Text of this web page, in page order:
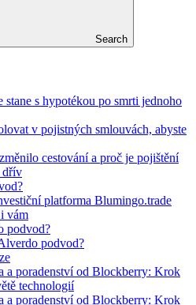
Search
stane s hypotékou po smrti jednoho
v pojistných smlouvách, abyste
cestování a proč je pojištění
dřív
platforma Blumingo.trade
vám
podvod?
podvod?
a poradenství od Blockberry: Krok
technologií
a poradenství od Blockberry: Krok